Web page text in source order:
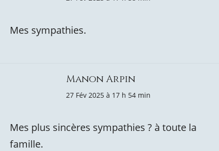
Mes sympathies.
Manon Arpin
27 Fév 2025 à 17 h 54 min
Mes plus sincères sympathies ? à toute la
famille.